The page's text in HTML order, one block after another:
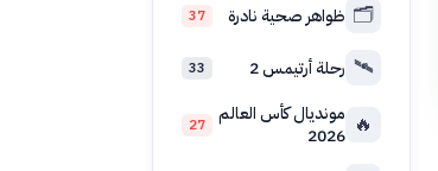
🗂️ ظواهر صحية نادرة 37
🛰️ رحلة أرتيمس 2 33
🔥 مونديال كأس العالم
2026
27